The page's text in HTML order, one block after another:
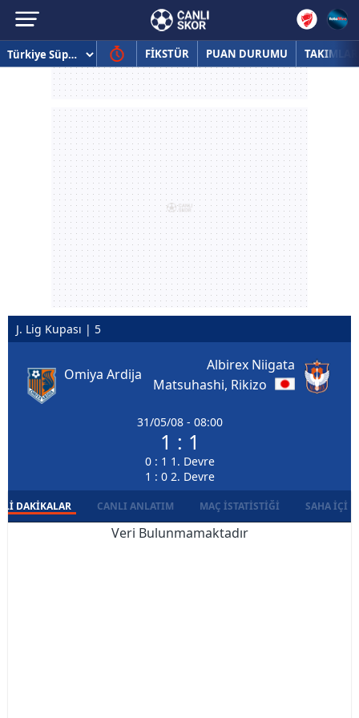
FİKSTÜR PUAN DURUMU TAKIMLAR
J. Lig Kupası | 5
Omiya Ardija
31/05/08 - 08:00
1 : 1
0 : 1 1. Devre
1 : 0 2. Devre
Albirex Niigata
Matsuhashi, Rikizo
DAKIKALAR CANLI ANLATIM MAÇ İSTATISTIĞI SAHA İÇI
Veri Bulunmamaktadır